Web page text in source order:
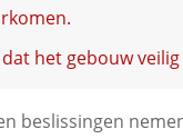
het gebouw veilig
beslissingen